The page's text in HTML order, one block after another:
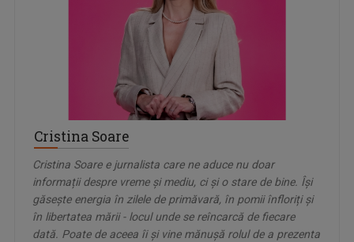
Cristina Soare
Cristina Soare e jurnalista care ne aduce nu doar
informații despre vreme şi mediu, ci și o stare de bine. Îşi
găsește energia în zilele de primăvară, în pomii înfloriți și
în libertatea mării - locul unde se reîncarcă de fiecare
dată. Poate de aceea îi şi vine mănuşă rolul de a prezenta